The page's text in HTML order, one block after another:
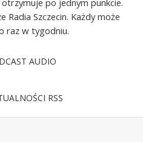
po jednym punkcie.
Radia Szczecin. Każdy może
raz w tygodniu.
AUDIO
RSS